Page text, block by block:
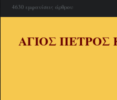
4630 εμφανίσεις άρθρου
ΑΓΙΟΣ ΠΕΤΡΟΣ